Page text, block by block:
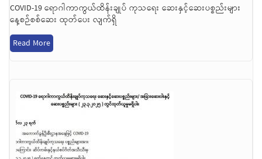
COVID-19 ရောဂါကာကွယ်ထိန်းချုပ် ကုသရေး ဆေးနှင့်ဆေးပစ္စည်းများ
နေ့စဉ်စစ်ဆေး ထုတ်ပေး လျက်ရှိ
Read More